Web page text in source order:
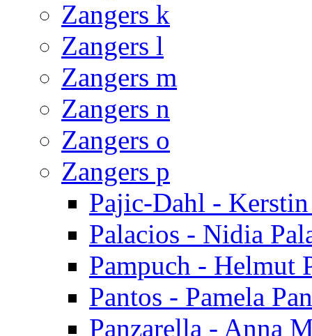
Zangers k
Zangers l
Zangers m
Zangers n
Zangers o
Zangers p
Pajic-Dahl -
Palacios - Nidia
Pampuch - Helmut
Pantos - Pamela
Panzarella - Anna